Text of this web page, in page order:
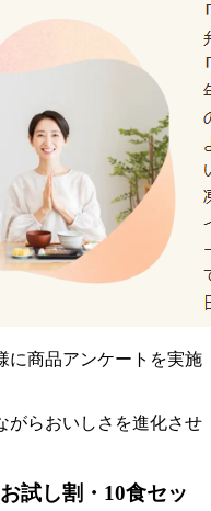
に商品アンケートを実施
がらおいしさを進化させ
試し割・10食セッ